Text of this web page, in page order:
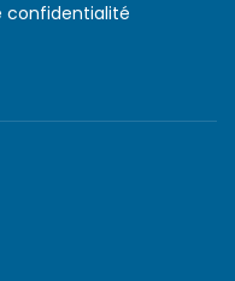
confidentialité